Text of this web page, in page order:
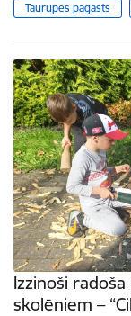
Taurupes pagasts
Izzinoši
skolēniem –